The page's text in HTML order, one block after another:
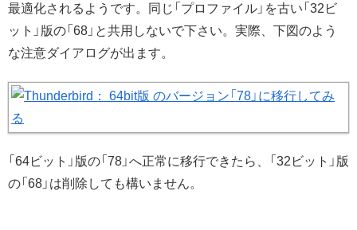
最適化されるようです。同じ「プロファイル」を古い「32ビ
ット」版の「68」と共用しないで下さい。実際、下図のよう
な注意ダイアログが出ます。
「64ビット」版の「78」へ正常に移行できたら、「32ビット」版
の「68」は削除しても構いません。